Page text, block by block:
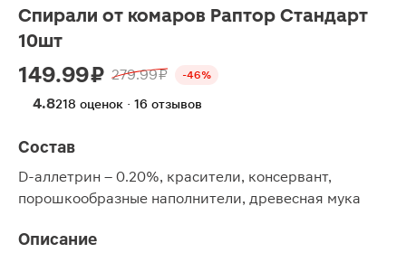
Спирали от комаров Раптор Стандарт
10шт
149.99 ₽ 279.99 ₽ -46%
4.8218 оценок · 16 отзывов
Состав
D-аллетрин – 0.20%, красители, консервант,
порошкообразные наполнители, древесная мука
Описание